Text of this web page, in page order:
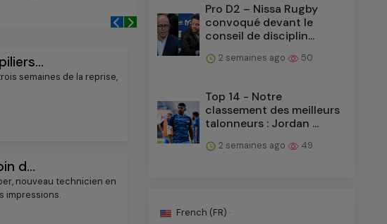
semaines de la reprise,
d...
nouveau technicien en
impressions.
Pro D2 – Nissa Rugby
convoqué devant le
conseil de disciplin...
2 semaines ago 50
Top 14 - Notre
classement des meilleurs
talonneurs : Jordan ...
2 semaines ago 49
French (FR) ·